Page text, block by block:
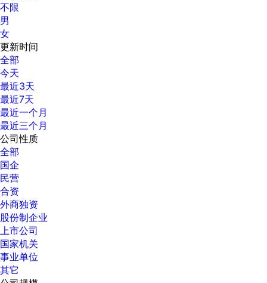
不限
男
女
更新时间
全部
今天
最近3天
最近7天
最近一个月
最近三个月
公司性质
全部
国企
民营
合资
外商独资
股份制企业
上市公司
国家机关
事业单位
其它